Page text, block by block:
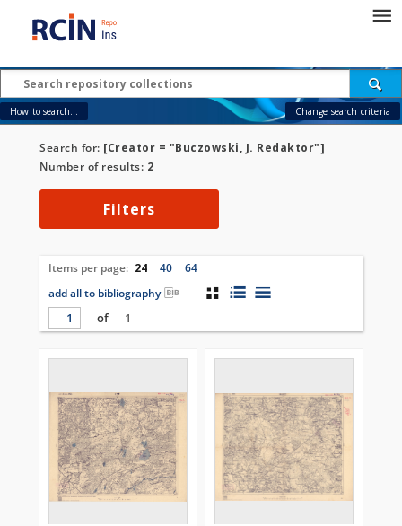
How to search... Change search criteria
Search for: [Creator = "Buczowski, J. Redaktor"]
Number of results: 2
Filters
Items per page: 24 40
64
add all to bibliography
of
1